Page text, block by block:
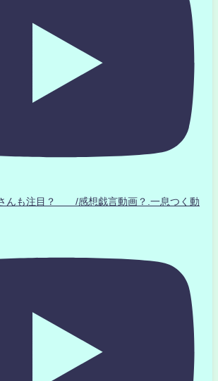
んも注目？ /感想戯言動画？.一息つく動